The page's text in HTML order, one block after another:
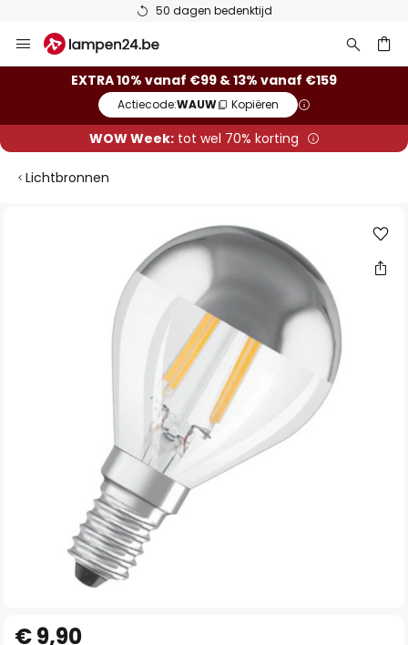
50 dagen bedenktijd
naar
EXTRA 10% vanaf €99 & 13% vanaf €159
Actiecode:WAUW Kopiëren
WOW Week:tot wel 70% korting
Lichtbronnen
€ 9,90